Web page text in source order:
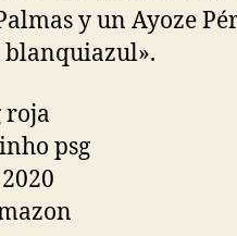
y un Ayoze
blanquiazul».